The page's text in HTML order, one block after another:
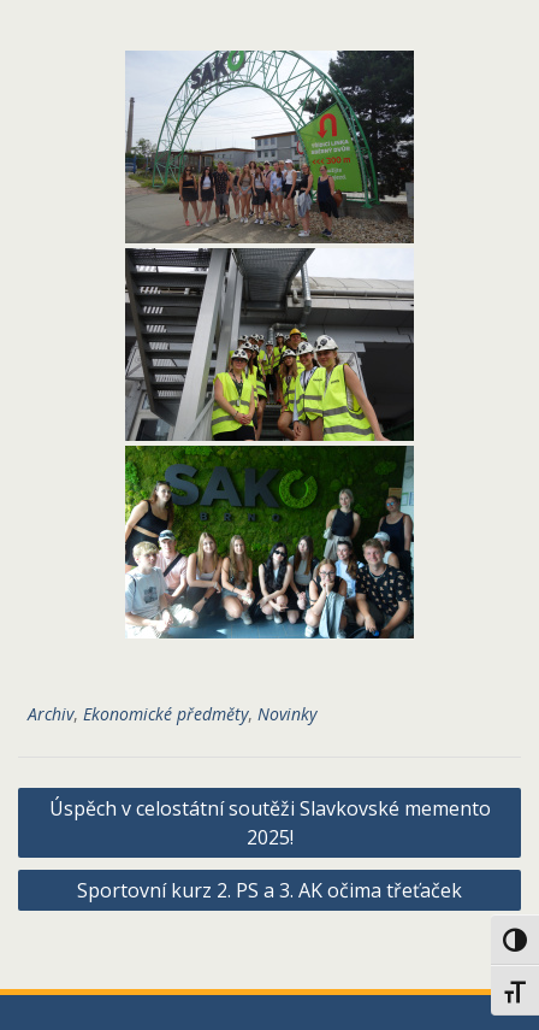
Archiv, Ekonomické předměty, Novinky
Navigace
příspěvek
Úspěch v celostátní soutěži Slavkovské memento
2025!
Sportovní kurz 2. PS a 3. AK očima třeťaček